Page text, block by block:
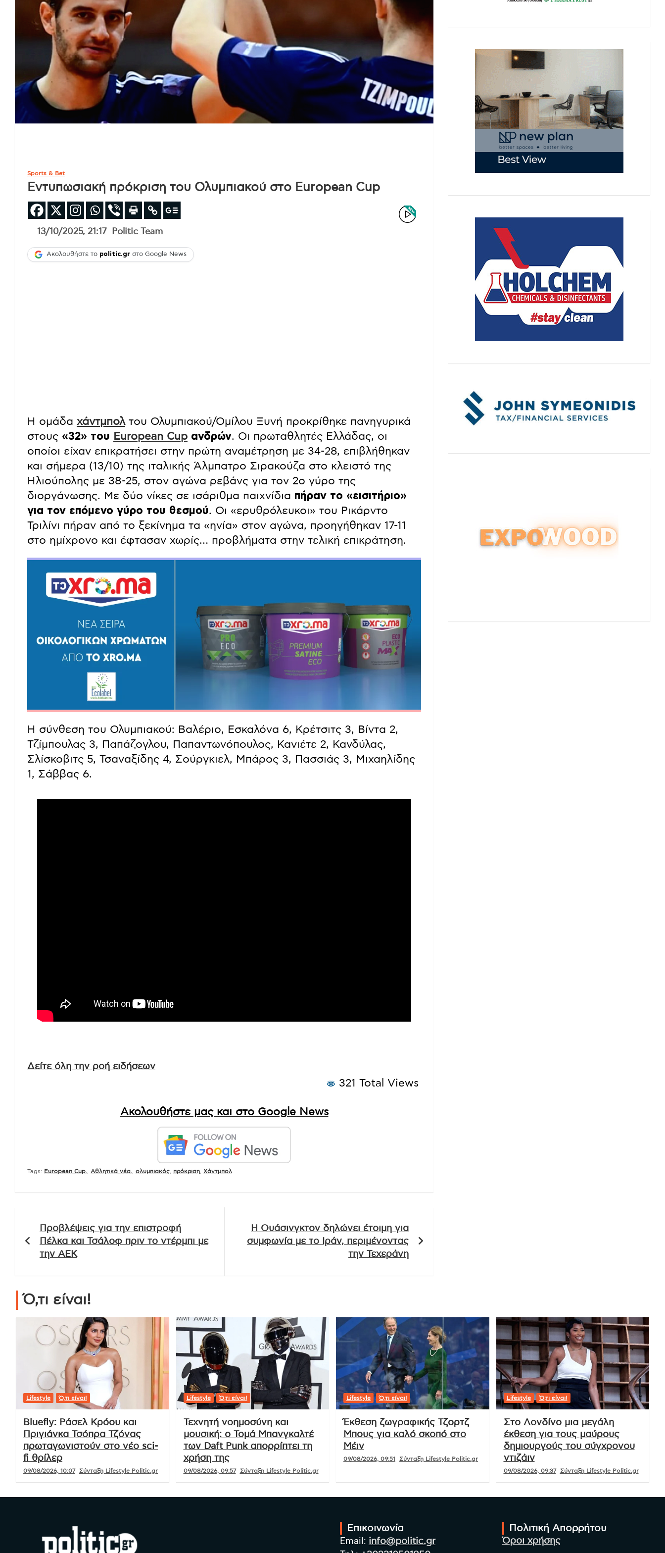
Sports & Bet
Εντυπωσιακή πρόκριση του Ολυμπιακού στο European Cup
13/10/2025, 21:17 Politic Team
Ακολουθήστε το politic.gr στο Google News
Η ομάδα χάντμπολτου Ολυμπιακού/Ομίλου Ξυνή προκρίθηκε πανηγυρικά
στους «32» του European Cup ανδρών. Οι πρωταθλητές Ελλάδας, οι
οποίοι είχαν επικρατήσει στην πρώτη αναμέτρηση με 34-28, επιβλήθηκαν
και σήμερα (13/10) της ιταλικής Άλμπατρο Σιρακούζα στο κλειστό της
Ηλιούπολης με 38-25, στον αγώνα ρεβάνς για τον 2ο γύρο της
διοργάνωσης. Με δύο νίκες σε ισάριθμα παιχνίδια πήραν το «εισιτήριο»
για τον επόμενο γύρο του θεσμού. Οι «ερυθρόλευκοι» του Ρικάρντο
Τριλίνι πήραν από το ξεκίνημα τα «ηνία» στον αγώνα, προηγήθηκαν 17-11
στο ημίχρονο και έφτασαν χωρίς… προβλήματα στην τελική επικράτηση.
Η σύνθεση του Ολυμπιακού: Βαλέριο, Εσκαλόνα 6, Κρέτσιτς 3, Βίντα 2,
Τζίμπουλας 3, Παπάζογλου, Παπαντωνόπουλος, Κανιέτε 2, Κανδύλας,
Σλίσκοβιτς 5, Τσαναξίδης 4, Σούργκιελ, Μπάρος 3, Πασσιάς 3, Μιχαηλίδης
1, Σάββας 6.
Δείτε όλη την ροή ειδήσεων
321 Total Views
Ακολουθήστε μας και στο Google News
Tags: European Cup. Αθλητικά νέα. ολυμπιακός πρόκριση Χάντμπολ
άρθρων
Προβλέψεις για την επιστροφή
Πέλκα και Τσάλοφ πριν το ντέρμπι με
την ΑΕΚ
Η Ουάσινγκτον δηλώνει έτοιμη για
συμφωνία με το Ιράν, περιμένοντας
την Τεχεράνη
Ό,τι είναι!
Lifestyle Ό,τι είναι!
Bluefly: Ράσελ Κρόου και
Πριγιάνκα Τσόπρα Τζόνας
πρωταγωνιστούν στο νέο sci-
fi θρίλερ
09/08/2026, 10:07 Σύνταξη Lifestyle Politic.gr
Lifestyle Ό,τι είναι!
Τεχνητή νοημοσύνη και
μουσική: ο Τομά Μπανγκαλτέ
των Daft Punk απορρίπτει τη
χρήση της
09/08/2026, 09:57 Σύνταξη Lifestyle Politic.gr
Lifestyle Ό,τι είναι!
Έκθεση ζωγραφικής Τζορτζ
Μπους για καλό σκοπό στο
Μέιν
09/08/2026, 09:51 Σύνταξη Lifestyle Politic.gr
Lifestyle Ό,τι είναι!
Στο Λονδίνο μια μεγάλη
έκθεση για τους μαύρους
δημιουργούς του σύγχρονου
ντιζάιν
09/08/2026, 09:37 Σύνταξη Lifestyle Politic.gr
Επικοινωνία
Email: info@politic.gr
Πολιτική Απορρήτου
Όροι χρήσης